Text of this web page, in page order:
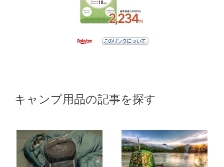
キャンプ用品の記事を探す